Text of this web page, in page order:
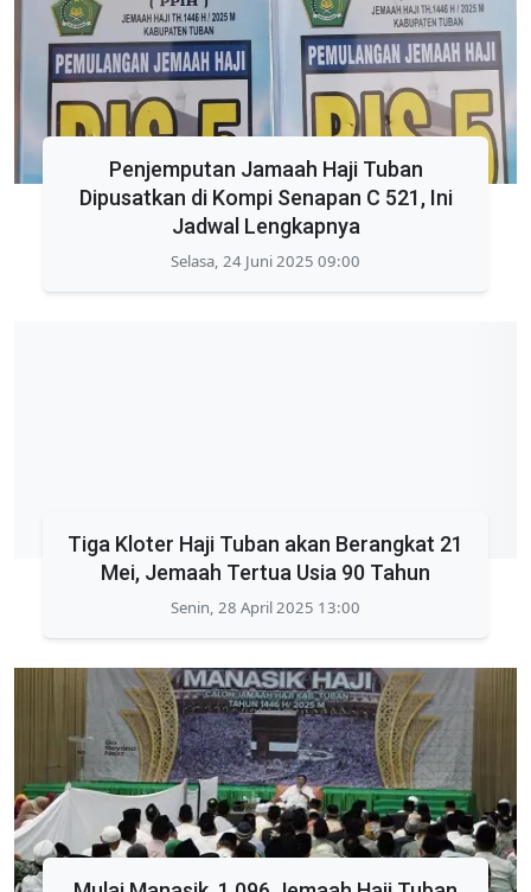
Penjemputan Jamaah Haji Tuban
Dipusatkan di Kompi Senapan C 521, Ini
Jadwal Lengkapnya
Selasa, 24 Juni 2025 09:00
Tiga Kloter Haji Tuban akan Berangkat 21
Mei, Jemaah Tertua Usia 90 Tahun
Senin, 28 April 2025 13:00